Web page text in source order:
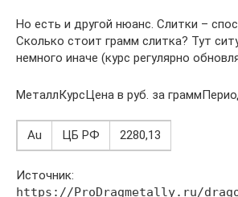
Но есть и другой нюанс. Слитки –
Сколько стоит грамм слитка? Тут
немного иначе (курс регулярно
МеталлКурсЦена в руб. за
Au ЦБ РФ 2280,13
Источник:
https://ProDragmetally.ru/